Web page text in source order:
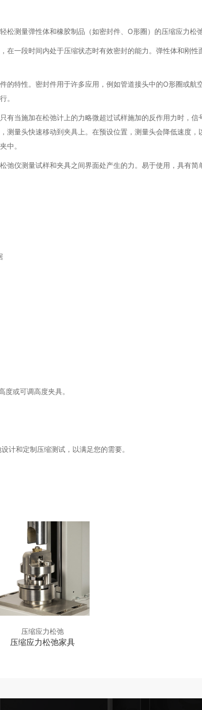
测量弹性体和橡胶制品（如密封件、O形圈）的压缩应力松弛
在一段时间内处于压缩状态时有效密封的能力。弹性体和刚
的特性。密封件用于许多应用，例如管道接头中的O形圈或
。
有当施加在松弛计上的力略微超过试样施加的反作用力时，
测量头快速移动到夹具上。在预设位置，测量头会降低速度
中。
弛仪测量试样和夹具之间界面处产生的力。易于使用，具有
或可调高度夹具。
计和定制压缩测试，以满足您的需要。
压缩应力松弛
压缩应力松弛家具